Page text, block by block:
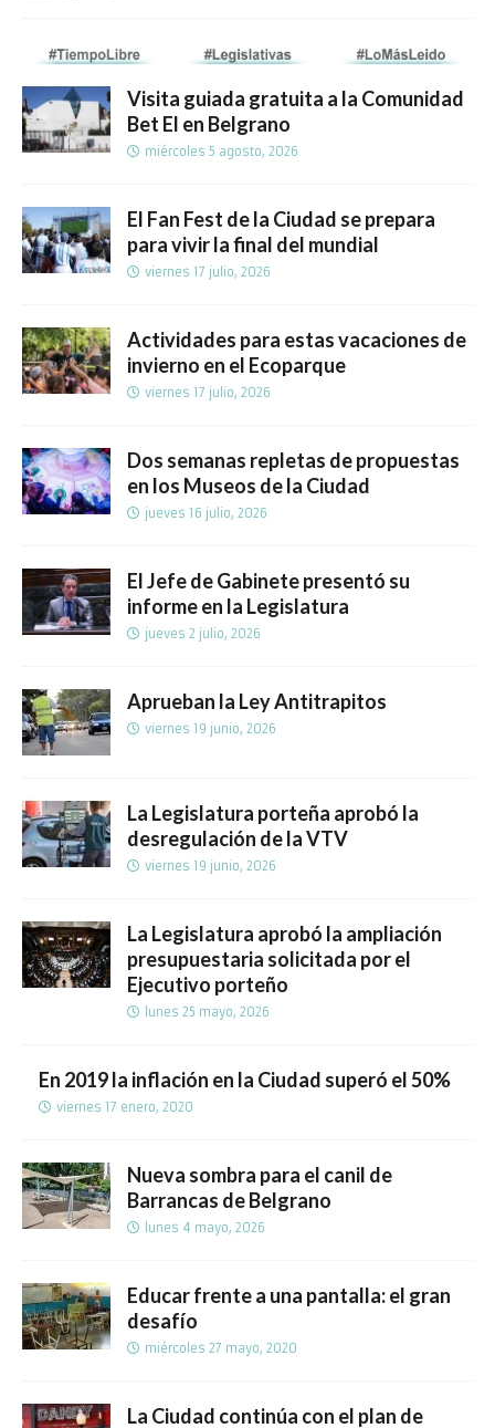
Visita guiada gratuita a la Comunidad
Bet El en Belgrano
miércoles 5 agosto, 2026
El Fan Fest de la Ciudad se prepara
para vivir la final del mundial
viernes 17 julio, 2026
Actividades para estas vacaciones de
invierno en el Ecoparque
viernes 17 julio, 2026
Dos semanas repletas de propuestas
en los Museos de la Ciudad
jueves 16 julio, 2026
El Jefe de Gabinete presentó su
informe en la Legislatura
jueves 2 julio, 2026
Aprueban la Ley Antitrapitos
viernes 19 junio, 2026
La Legislatura porteña aprobó la
desregulación de la VTV
viernes 19 junio, 2026
La Legislatura aprobó la ampliación
presupuestaria solicitada por el
Ejecutivo porteño
lunes 25 mayo, 2026
En 2019 la inflación en la Ciudad superó el 50%
viernes 17 enero, 2020
Nueva sombra para el canil de
Barrancas de Belgrano
lunes 4 mayo, 2026
Educar frente a una pantalla: el gran
desafío
miércoles 27 mayo, 2020
La Ciudad continúa con el plan de